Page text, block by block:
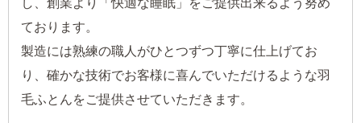
し、創業より「快適な睡眠」をご提供出来るよう努め
ております。
製造には熟練の職人がひとつずつ丁寧に仕上げてお
り、確かな技術でお客様に喜んでいただけるような羽
毛ふとんをご提供させていただきます。